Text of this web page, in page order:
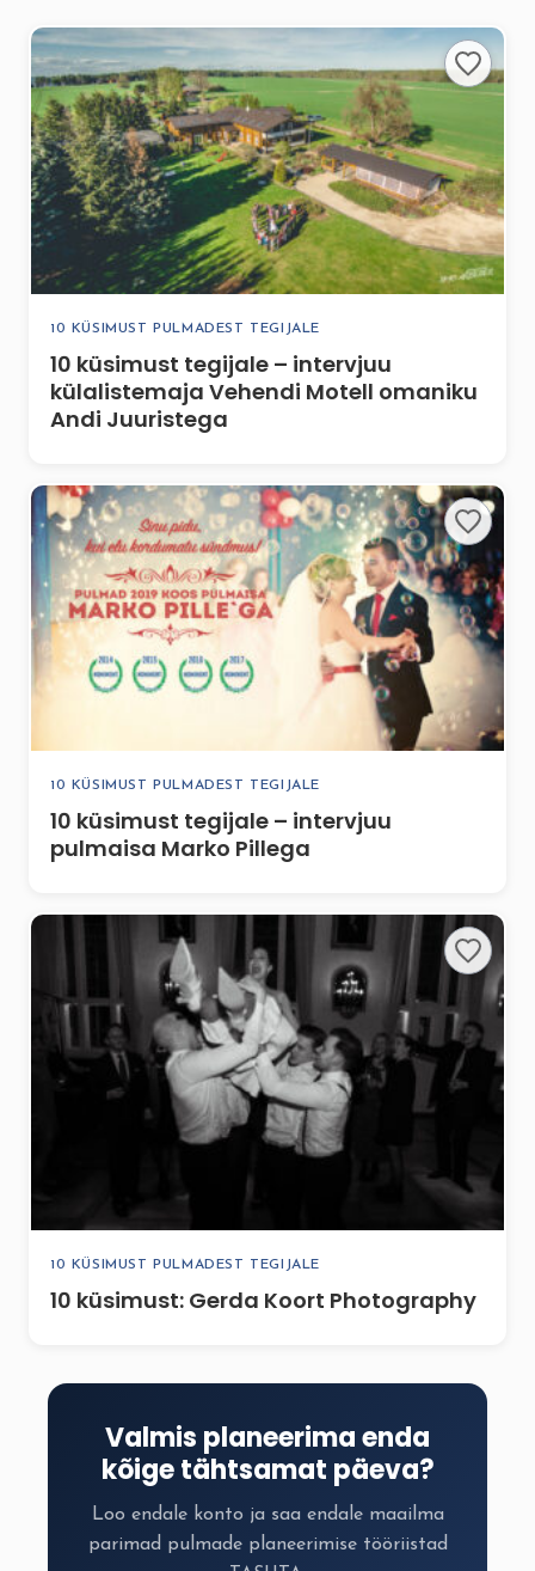
10 KÜSIMUST PULMADEST TEGIJALE
10 küsimust tegijale – intervjuu
külalistemaja Vehendi Motell omaniku
Andi Juuristega
10 KÜSIMUST PULMADEST TEGIJALE
10 küsimust tegijale – intervjuu
pulmaisa Marko Pillega
10 KÜSIMUST PULMADEST TEGIJALE
10 küsimust: Gerda Koort Photography
Valmis planeerima enda
kõige tähtsamat päeva?
Loo endale konto ja saa endale maailma
parimad pulmade planeerimise tööriistad